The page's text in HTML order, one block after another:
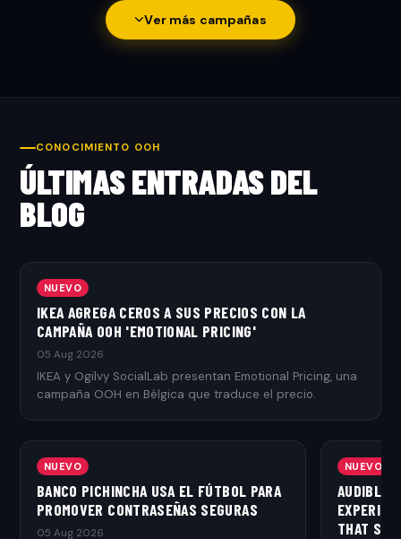
Ver más campañas
CONOCIMIENTO OOH
ÚLTIMAS ENTRADAS DEL
BLOG
NUEVO
IKEA AGREGA CEROS A SUS PRECIOS CON LA
CAMPAÑA OOH 'EMOTIONAL PRICING'
05 Aug 2026
IKEA y Ogilvy SocialLab presentan Emotional Pricing, una
campaña OOH en Bélgica que traduce el precio.
NUEVO
BANCO PICHINCHA USA EL FÚTBOL PARA
PROMOVER CONTRASEÑAS SEGURAS
05 Aug 2026
NUEVO
AUDIBLE
THAT